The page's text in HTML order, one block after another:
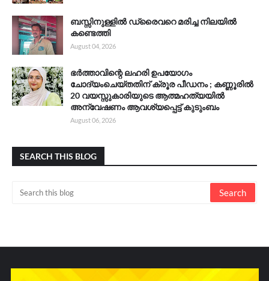
ബസ്സിനുള്ളിൽ ഡ്രൈവറെ മരിച്ച നിലയിൽ
കണ്ടെത്തി
August 04, 2026
ഭർത്താവിന്റെ ലഹരി ഉപയോഗം
ചോദ്യംചെയ്തതിന് ക്രൂര പീഡനം ; കണ്ണൂരിൽ
20 വയസ്സുകാരിയുടെ ആത്മഹത്യയിൽ
അന്വേഷണം ആവശ്യപ്പെട്ട് കുടുംബം
August 06, 2026
SEARCH THIS BLOG